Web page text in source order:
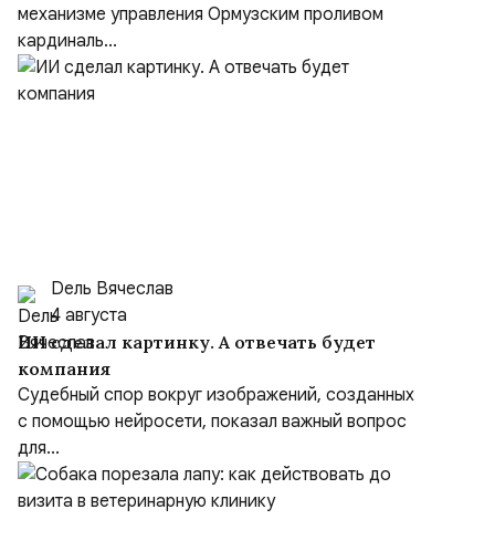
механизме управления Ормузским проливом
кардиналь...
Dель Вячеслав
4 августа
ИИ сделал картинку. А отвечать будет
компания
Судебный спор вокруг изображений, созданных
с помощью нейросети, показал важный вопрос
для...